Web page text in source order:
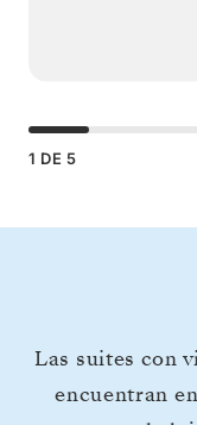
1 DE 5
Las suites con
encuentran